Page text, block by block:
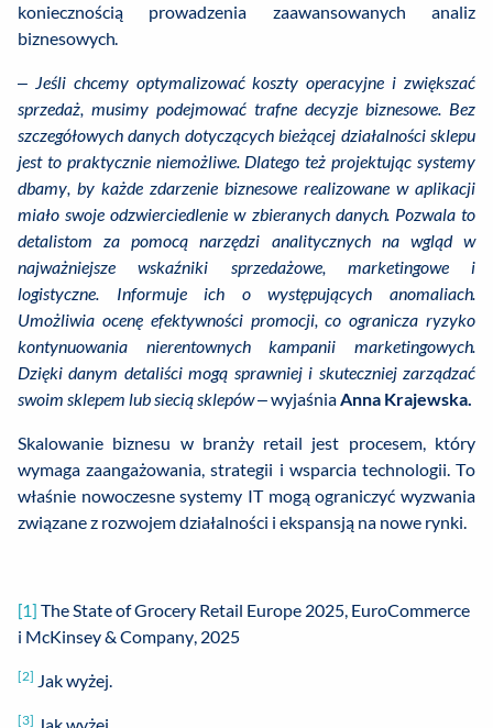
koniecznością prowadzenia zaawansowanych analiz
biznesowych.
– Jeśli chcemy optymalizować koszty operacyjne i zwiększać
sprzedaż, musimy podejmować trafne decyzje biznesowe. Bez
szczegółowych danych dotyczących bieżącej działalności sklepu
jest to praktycznie niemożliwe. Dlatego też projektując systemy
dbamy, by każde zdarzenie biznesowe realizowane w aplikacji
miało swoje odzwierciedlenie w zbieranych danych. Pozwala to
detalistom za pomocą narzędzi analitycznych na wgląd w
najważniejsze wskaźniki sprzedażowe, marketingowe i
logistyczne. Informuje ich o występujących anomaliach.
Umożliwia ocenę efektywności promocji, co ogranicza ryzyko
kontynuowania nierentownych kampanii marketingowych.
Dzięki danym detaliści mogą sprawniej i skuteczniej zarządzać
swoim sklepem lub siecią sklepów– wyjaśniaAnna Krajewska.
Skalowanie biznesu w branży retail jest procesem, który
wymaga zaangażowania, strategii i wsparcia technologii. To
właśnie nowoczesne systemy IT mogą ograniczyć wyzwania
związane z rozwojem działalności i ekspansją na nowe rynki.
[1] The State of Grocery Retail Europe 2025, EuroCommerce
i McKinsey & Company, 2025
[2] Jak wyżej.
[3]